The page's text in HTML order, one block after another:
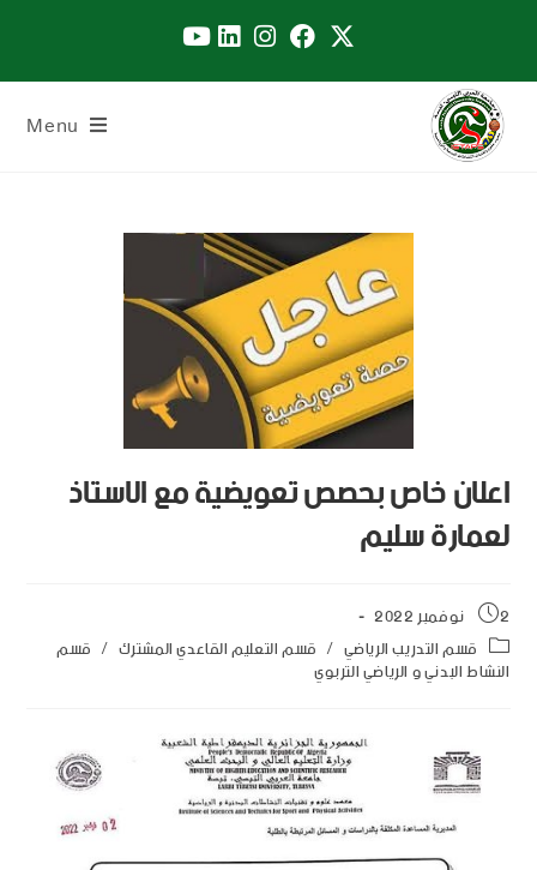
Menu
اعلان خاص بحصص تعويضية مع الاستاذ
لعمارة سليم
2 نوفمبر 2022
قسم التدريب الرياضي / قسم التعليم القاعدي المشترك / قسم
النشاط البدني و الرياضي التربوي